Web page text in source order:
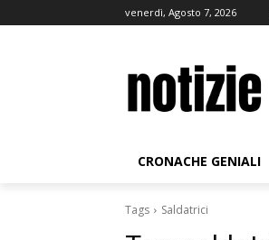
venerdì, Agosto 7, 2026
CRONACHE GENIALI
Tags Saldatrici